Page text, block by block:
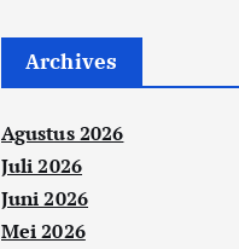
Archives
Agustus 2026
Juli 2026
Juni 2026
Mei 2026